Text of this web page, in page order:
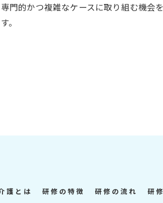
門的かつ複雑なケースに取り組む機
。
護とは 研修の特徴 研修の流れ 研